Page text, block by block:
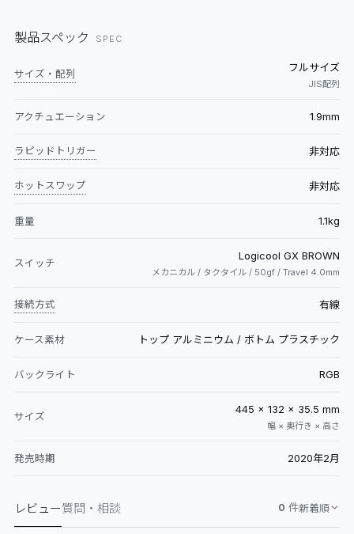
製品スペック SPEC
サイズ・配列
フルサイズ
JIS配列
アクチュエーション 1.9mm
ラピッドトリガー 非対応
ホットスワップ 非対応
重量 1.1kg
スイッチ
Logicool GX BROWN
メカニカル / タクタイル / 50gf / Travel 4.0mm
接続方式 有線
ケース素材 トップ アルミニウム / ボトム プラスチック
バックライト RGB
サイズ
445 × 132 × 35.5 mm
幅 × 奥行き × 高さ
発売時期 2020年2月
レビュー質問・相談 0 件新着順